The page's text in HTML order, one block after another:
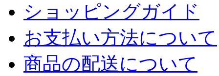
ショッピングガイド
お支払い方法について
商品の配送について